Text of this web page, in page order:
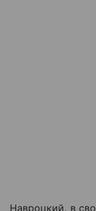
Навроцкий, в